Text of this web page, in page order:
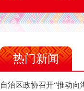
热门新闻